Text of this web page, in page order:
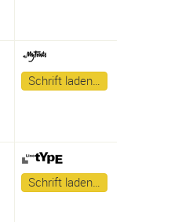
Schrift laden…
Schrift laden…